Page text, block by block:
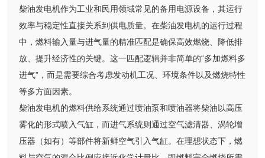
柴油发电机作为工业和民用领域常见的备用电源设备，其运行
效率与稳定性直接关系到供电质量。在柴油发电机的运行过程
中，燃料输入量与进气量的精准匹配是确保高效燃烧、降低排
放、提升经济性的关键。这一匹配逻辑并非简单的“多加燃料多
进气”，而是需要综合考虑发动机工况、环境条件以及燃烧特性
等多方面因素。
柴油发电机的燃料供给系统通过喷油泵和喷油器将柴油以高压
雾化的形式喷入气缸，而进气系统则通过空气滤清器、涡轮增
压器（如有）等部件将新鲜空气引入气缸。在理想状态下，燃